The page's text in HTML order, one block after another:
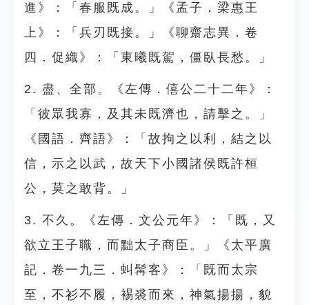
進》：「春服既成。」《孟子．梁惠王
上》：「兵刃既接。」《聊齋志異．卷
四．促織》：「東曦既駕，僵臥長愁。」
2. 盡、全部。《左傳．僖公二十二年》：
「彼眾我寡，及其未既濟也，請擊之。」
《國語．齊語》：「故拘之以利，結之以
信，示之以武，故天下小國諸侯既許桓
公，莫之敢背。」
3. 不久。《左傳．文公元年》：「既，又
欲立王子職，而黜太子商臣。」《太平廣
記．卷一九三．虯髯客》：「既而太宗
至，不衫不履，裼裘而來，神氣揚揚，貌